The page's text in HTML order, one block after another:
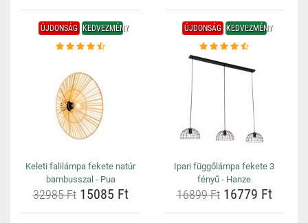
ÚJDONSÁG KEDVEZMÉNY
Keleti falilámpa fekete natúr
bambusszal - Pua
32985 Ft15085 Ft
ÚJDONSÁG KEDVEZMÉNY
Ipari függőlámpa fekete 3
fényű - Hanze
16899 Ft16779 Ft